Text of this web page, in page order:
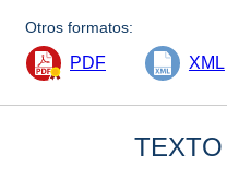
Otros formatos:
PDF XML